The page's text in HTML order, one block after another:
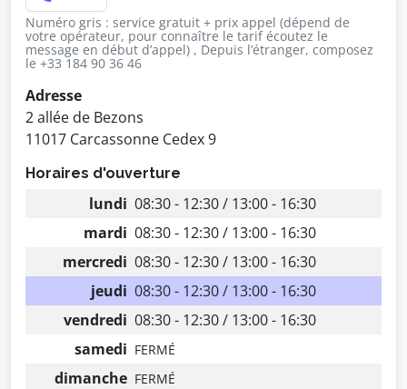
Numéro gris : service gratuit + prix appel (dépend de
votre opérateur, pour connaître le tarif écoutez le
message en début d’appel) , Depuis l’étranger, composez
le +33 184 90 36 46
Adresse
2 allée de Bezons
11017 Carcassonne Cedex 9
Horaires d'ouverture
lundi 08:30 - 12:30 / 13:00 - 16:30
mardi 08:30 - 12:30 / 13:00 - 16:30
mercredi 08:30 - 12:30 / 13:00 - 16:30
jeudi 08:30 - 12:30 / 13:00 - 16:30
vendredi 08:30 - 12:30 / 13:00 - 16:30
samedi FERMÉ
dimanche FERMÉ